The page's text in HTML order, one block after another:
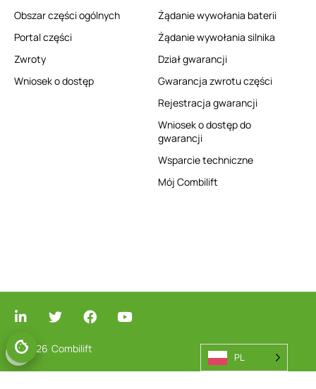
Obszar części ogólnych
Portal części
Zwroty
Wniosek o dostęp
Żądanie wywołania baterii
Żądanie wywołania silnika
Dział gwarancji
Gwarancja zwrotu części
Rejestracja gwarancji
Wniosek o dostęp do
gwarancji
Wsparcie techniczne
Mój Combilift
© 2026 Combilift
PL